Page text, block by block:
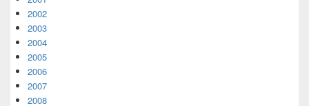
2002
2003
2004
2005
2006
2007
2008